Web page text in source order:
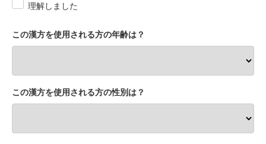
理解しました
この漢方を使用される方の年齢は？
この漢方を使用される方の性別は？